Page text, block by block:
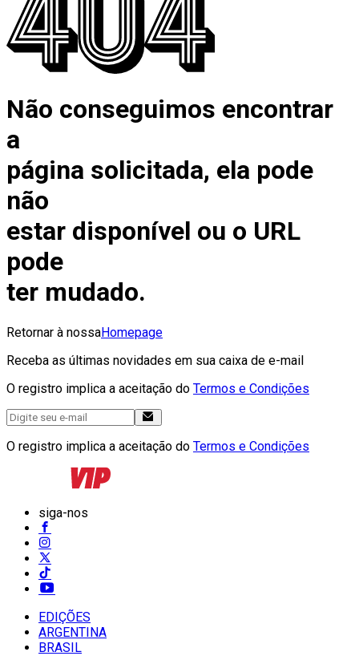
Não conseguimos encontrar
a
página solicitada, ela pode
não
estar disponível ou o URL
pode
ter mudado.
Retornar à nossaHomepage
Receba as últimas novidades em sua caixa de e-mail
O registro implica a aceitação do Termos e Condições
O registro implica a aceitação do Termos e Condições
siga-nos
EDIÇÕES
ARGENTINA
BRASIL